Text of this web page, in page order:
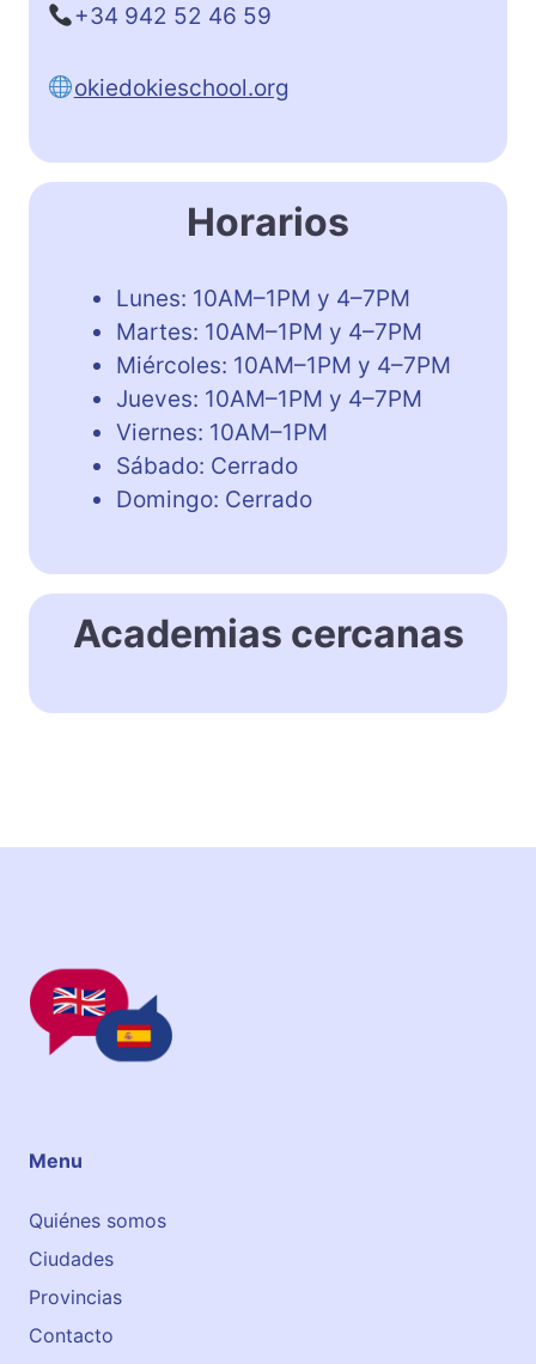
+34 942 52 46 59
okiedokieschool.org
Horarios
Lunes: 10AM–1PM y 4–7PM
Martes: 10AM–1PM y 4–7PM
Miércoles: 10AM–1PM y 4–7PM
Jueves: 10AM–1PM y 4–7PM
Viernes: 10AM–1PM
Sábado: Cerrado
Domingo: Cerrado
Academias cercanas
Menu
Quiénes somos
Ciudades
Provincias
Contacto